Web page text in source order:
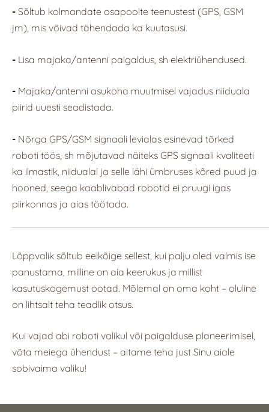
- Sõltub kolmandate osapoolte teenustest (GPS, GSM
jm), mis võivad tähendada ka kuutasusi.
- Lisa majaka/antenni paigaldus, sh elektriühendused.
- Majaka/antenni asukoha muutmisel vajadus niiduala
piirid uuesti seadistada.
- Nõrga GPS/GSM signaali levialas esinevad tõrked
roboti töös, sh mõjutavad näiteks GPS signaali kvaliteeti
ka ilmastik, niidualal ja selle lähi ümbruses kõred puud ja
hooned, seega kaablivabad robotid ei pruugi igas
piirkonnas ja aias töötada.
Lõppvalik sõltub eelkõige sellest, kui palju oled valmis ise
panustama, milline on aia keerukus ja millist
kasutuskogemust ootad. Mõlemal on oma koht – oluline
on lihtsalt teha teadlik otsus.
Kui vajad abi roboti valikul või paigalduse planeerimisel,
võta meiega ühendust – aitame teha just Sinu aiale
sobivaima valiku!